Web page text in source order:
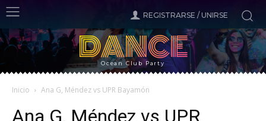
REGISTRARSE / UNIRSE
DANCE
Ocean Club Party
Inicio Ana G, Méndez vs UPR Bayamón
Ana G, Méndez vs UPR